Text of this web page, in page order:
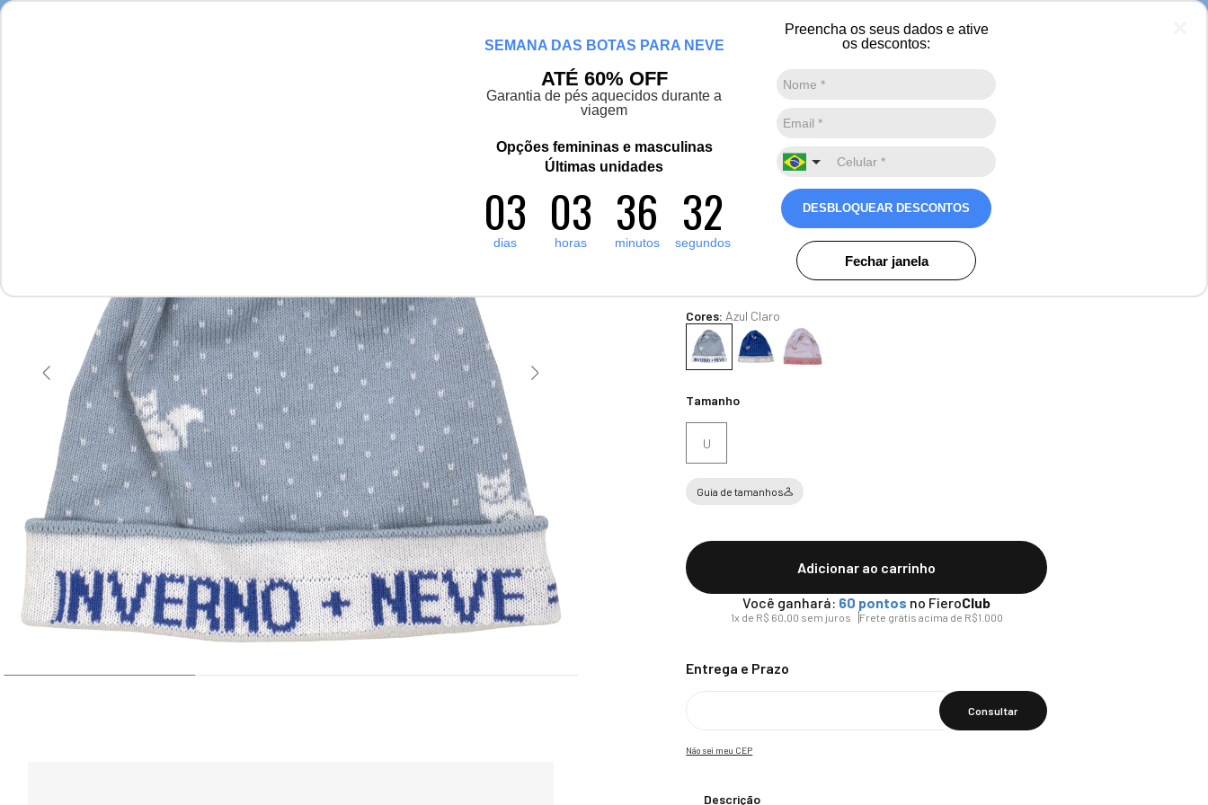
SEMANA DAS BOTAS PARA NEVE
ATÉ 60% OFF
Garantia de pés aquecidos durante a
viagem
Opções femininas e masculinas
Últimas unidades
03
dias 03
horas 36
minutos 32
segundos
Preencha os seus dados e ative
os descontos:
DESBLOQUEAR DESCONTOS
Fechar janela
Promoções Destaques Sobre nós
Gorro Baby Snow Fox Tricô Premium
R$ 60
1x deR$
sem juros
Ver Parcelas
(5% OFF no PIX/Boleto)
Cores: Azul Claro
Tamanho
U
Guia de tamanhos
Adicionar ao carrinho
Você ganhará: 60 pontos no FieroClub
1x de R$ 60,00 sem juros Frete grátis acima de R$1.000
Não sei meu CEP
Frete
Descrição
Termos mais buscados
2ºpantufa
grenoble
bota forrada